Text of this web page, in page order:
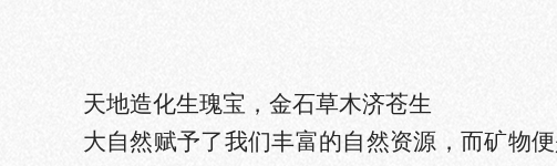
天地造化生瑰宝，金石草木济苍生
大自然赋予了我们丰富的自然资源，而矿物